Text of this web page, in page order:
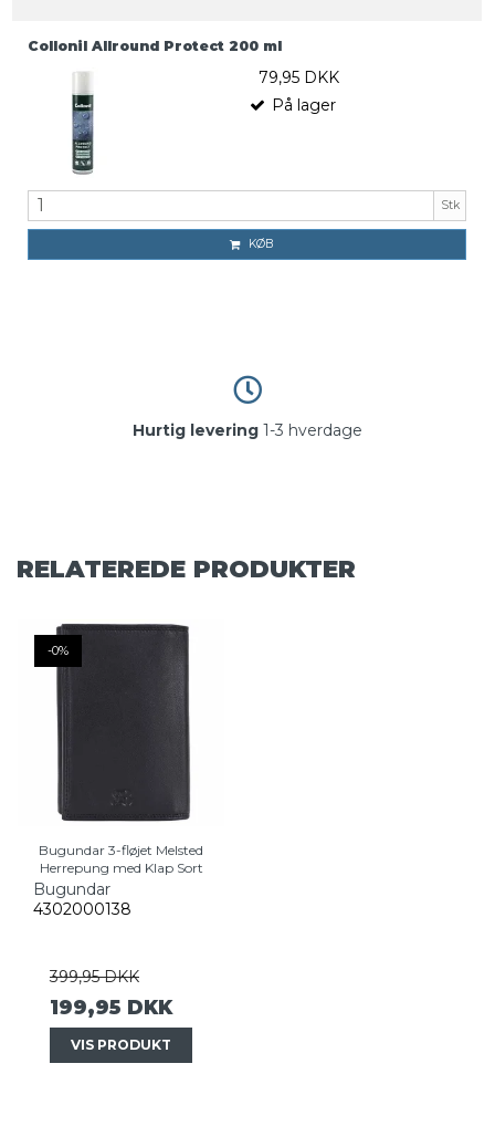
Collonil Allround Protect 200 ml
79,95 DKK
På lager
Stk
KØB
Hurtig levering 1-3 hverdage
RELATEREDE PRODUKTER
-0%
Bugundar 3-fløjet Melsted
Herrepung med Klap Sort
Bugundar
4302000138
399,95 DKK
199,95 DKK
VIS PRODUKT